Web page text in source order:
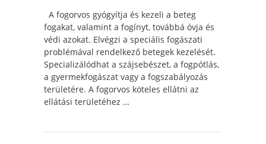
A fogorvos gyógyítja és kezeli a beteg
fogakat, valamint a fogínyt, továbbá óvja és
védi azokat. Elvégzi a speciális fogászati
problémával rendelkező betegek kezelését.
Specializálódhat a szájsebészet, a fogpótlás,
a gyermekfogászat vagy a fogszabályozás
területére. A fogorvos köteles ellátni az
ellátási területéhez …